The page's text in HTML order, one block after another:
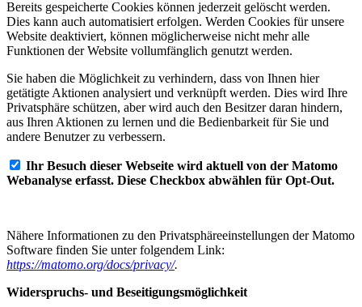
Bereits gespeicherte Cookies können jederzeit gelöscht werden.
Dies kann auch automatisiert erfolgen. Werden Cookies für unsere
Website deaktiviert, können möglicherweise nicht mehr alle
Funktionen der Website vollumfänglich genutzt werden.
Sie haben die Möglichkeit zu verhindern, dass von Ihnen hier
getätigte Aktionen analysiert und verknüpft werden. Dies wird Ihre
Privatsphäre schützen, aber wird auch den Besitzer daran hindern,
aus Ihren Aktionen zu lernen und die Bedienbarkeit für Sie und
andere Benutzer zu verbessern.
Ihr Besuch dieser Webseite wird aktuell von der Matomo
Webanalyse erfasst. Diese Checkbox abwählen für Opt-Out.
Nähere Informationen zu den Privatsphäreeinstellungen der Matomo
Software finden Sie unter folgendem Link:
https://matomo.org/docs/privacy/.
Widerspruchs- und Beseitigungsmöglichkeit